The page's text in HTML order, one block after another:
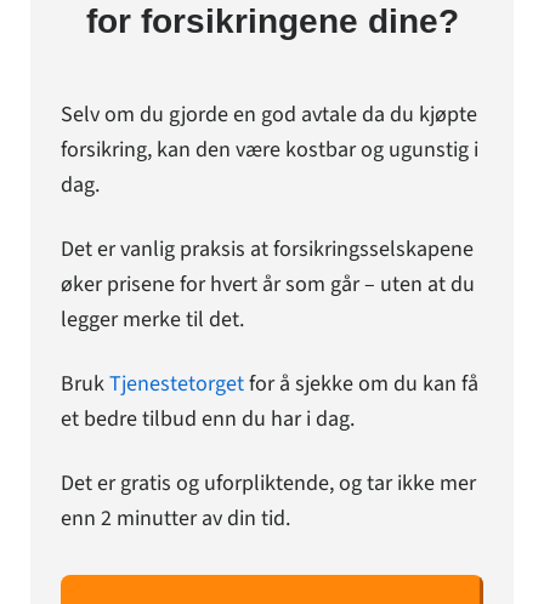
for forsikringene dine?
Selv om du gjorde en god avtale da du kjøpte
forsikring, kan den være kostbar og ugunstig i
dag.
Det er vanlig praksis at forsikringsselskapene
øker prisene for hvert år som går – uten at du
legger merke til det.
BrukTjenestetorgetfor å sjekke om du kan få
et bedre tilbud enn du har i dag.
Det er gratis og uforpliktende, og tar ikke mer
enn 2 minutter av din tid.